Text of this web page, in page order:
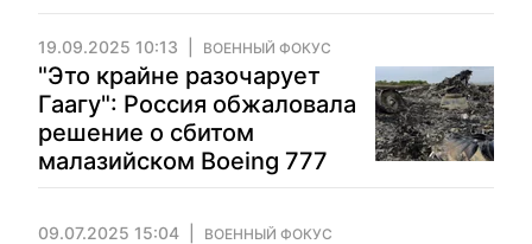
19.09.2025 10:13 ВОЕННЫЙ ФОКУС
"Это крайне разочарует
Гаагу": Россия обжаловала
решение о сбитом
малазийском Boeing 777
09.07.2025 15:04 ВОЕННЫЙ ФОКУС